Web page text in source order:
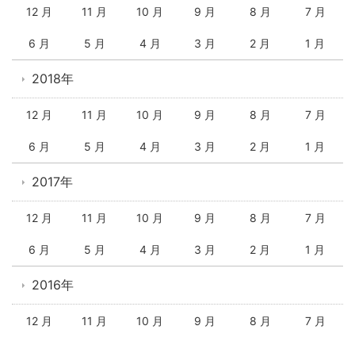
12 月 11 月 10 月 9 月 8 月 7 月
6 月 5 月 4 月 3 月 2 月 1 月
2018年
12 月 11 月 10 月 9 月 8 月 7 月
6 月 5 月 4 月 3 月 2 月 1 月
2017年
12 月 11 月 10 月 9 月 8 月 7 月
6 月 5 月 4 月 3 月 2 月 1 月
2016年
12 月 11 月 10 月 9 月 8 月 7 月